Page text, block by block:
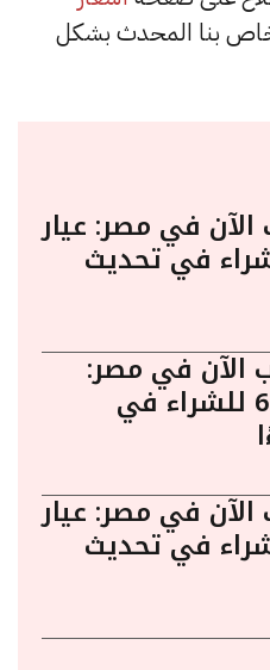
بنا المحدث بشكل
الآن في مصر: عيار
6730 للشراء في تحديث
الآن في مصر:
عيار 24 يسجل 6745 للشراء في
الآن في مصر: عيار
6735 للشراء في تحديث